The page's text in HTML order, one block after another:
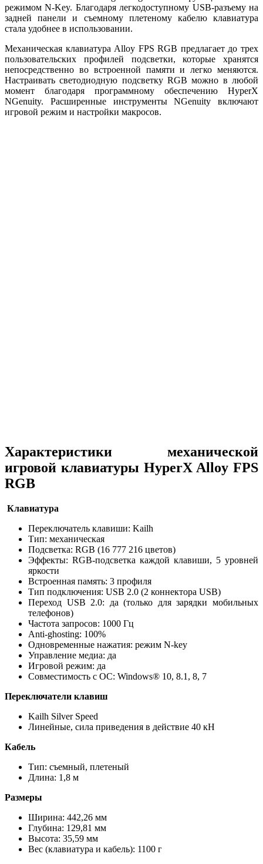
режимом N-Key. Благодаря легкодоступному USB-разъему на
задней панели и съемному плетеному кабелю клавиатура
стала удобнее в использовании.
Механическая клавиатура Alloy FPS RGB предлагает до трех
пользовательских профилей подсветки, которые хранятся
непосредственно во встроенной памяти и легко меняются.
Настраивать светодиодную подсветку RGB можно в любой
момент благодаря программному обеспечению HyperX
NGenuity. Расширенные инструменты NGenuity включают
игровой режим и настройки макросов.
Характеристики механической
игровой клавиатуры HyperX Alloy FPS
RGB
Клавиатура
Переключатель клавиши: Kailh
Тип: механическая
Подсветка: RGB (16 777 216 цветов)
Эффекты: RGB-подсветка каждой клавиши, 5 уровней
яркости
Встроенная память: 3 профиля
Тип подключения: USB 2.0 (2 коннектора USB)
Переход USB 2.0: да (только для зарядки мобильных
телефонов)
Частота запросов: 1000 Гц
Anti-ghosting: 100%
Одновременные нажатия: режим N-key
Управление медиа: да
Игровой режим: да
Совместимость с ОС: Windows® 10, 8.1, 8, 7
Переключатели клавиш
Kailh Silver Speed
Линейные, сила приведения в действие 40 кН
Кабель
Тип: съемный, плетеный
Длина: 1,8 м
Размеры
Ширина: 442,26 мм
Глубина: 129,81 мм
Высота: 35,59 мм
Вес (клавиатура и кабель): 1100 г